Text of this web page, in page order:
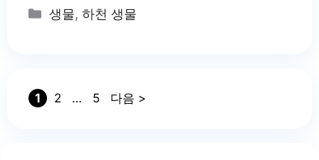
활하다가 성체가 되면 짧은 기간
동안 육상에서 생활합니다. 하루
이의
Categories
생물, 하천 생물
Page
1 Page
2 … Page
5 다음 >